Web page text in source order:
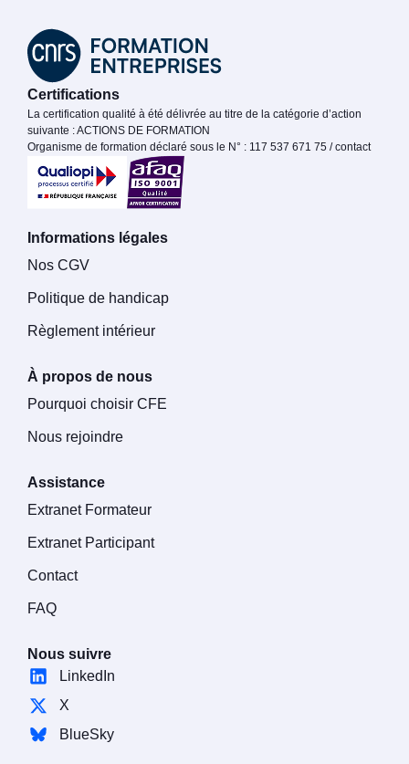
Certifications
La certification qualité à été délivrée au titre de la catégorie d’action
suivante : ACTIONS DE FORMATION
Organisme de formation déclaré sous le N° : 117 537 671 75 / contact
Informations légales
Nos CGV
Politique de handicap
Règlement intérieur
À propos de nous
Pourquoi choisir CFE
Nous rejoindre
Assistance
Extranet Formateur
Extranet Participant
Contact
FAQ
Nous suivre
LinkedIn
X
BlueSky